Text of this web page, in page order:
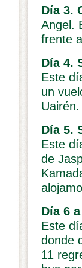
Día 3.
Angel.
frente
Día 4.
Este
un
Día 5.
Este
de
Día 6
Este
donde
11